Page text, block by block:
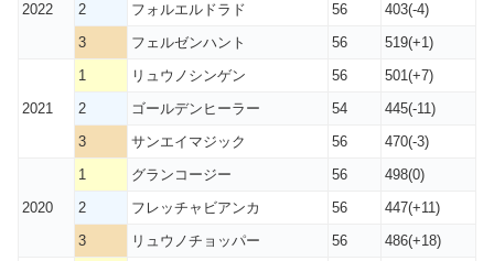
2022
2
フォルエルドラド 56
403(-4)
3
フェルゼンハント 56 519(+1)
2021
1 リュウノシンゲン 56
501(+7)
2
ゴールデンヒーラー 54
445(-11)
3
サンエイマジック 56 470(-3)
2020
1 グランコージー 56
498(0)
2
フレッチャビアンカ 56
447(+11)
3
リュウノチョッパー 56 486(+18)